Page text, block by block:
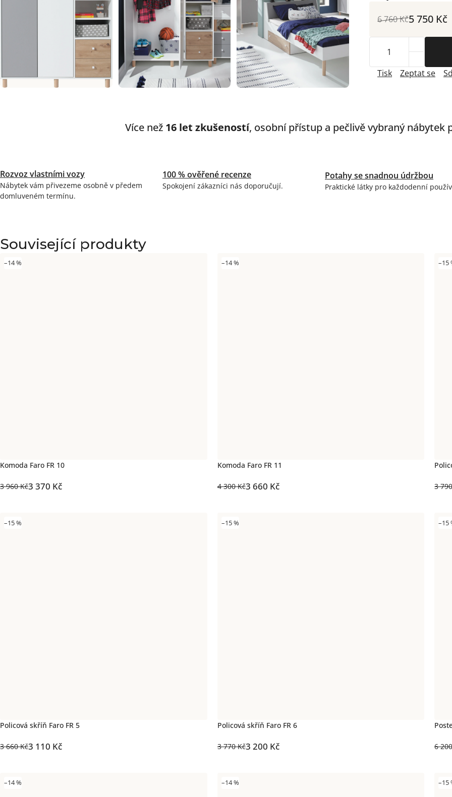
6 760 Kč5 750 Kč
Tisk Zeptat se
Více než 16 let zkušeností, osobní přístup a pečlivě vybraný nábytek
Rozvoz vlastními vozy
Nábytek vám přivezeme osobně v předem
domluveném termínu.
100 % ověřené recenze
Spokojení zákazníci nás doporučují.
Potahy se snadnou údržbou
Praktické látky pro každodenní
Související produkty
–14 %
Komoda Faro FR 10
3 960 Kč3 370 Kč
–14 %
Komoda Faro FR 11
4 300 Kč3 660 Kč
–15
3
–15 %
Policová skříň Faro FR 5
3 660 Kč3 110 Kč
–15 %
Policová skříň Faro FR 6
3 770 Kč3 200 Kč
–15
6
–14 % –14 % –15